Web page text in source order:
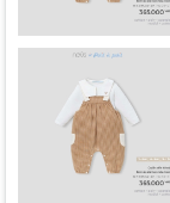
☁️ Bảng Size Mũ,
- NB : Dưới 6 kg
- Size S: 0-6 tháng